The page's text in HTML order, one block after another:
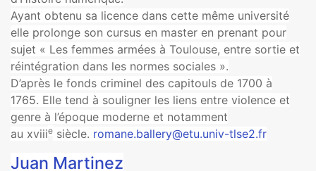
Ayant obtenu sa licence dans cette même université
elle prolonge son cursus en master en prenant pour
sujet « Les femmes armées à Toulouse, entre sortie et
réintégration dans les normes sociales ».
D’après le fonds criminel des capitouls de 1700 à
1765. Elle tend à souligner les liens entre violence et
genre à l’époque moderne et notamment
au xviiie siècle. romane.ballery@etu.univ-tlse2.fr
Juan Martinez